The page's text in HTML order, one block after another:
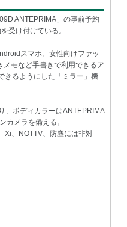
ANTEPRIMA」の事前予約
受け付けている。
スマホ。女性向けファッ
モなど手書きで利用できるア
きるようにした「ミラー」機
、ボディカラーはANTEPRIMA
カメラを備える。
Xi、NOTTV、防塵には非対